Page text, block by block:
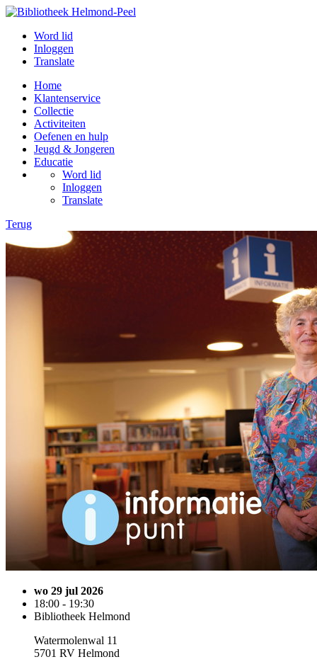
Word lid
Inloggen
Translate
Home
Klantenservice
Collectie
Activiteiten
Oefenen en hulp
Jeugd & Jongeren
Educatie
Word lid
Inloggen
Translate
Terug
wo 29 jul 2026
18:00 - 19:30
Bibliotheek Helmond
Watermolenwal 11
5701 RV Helmond